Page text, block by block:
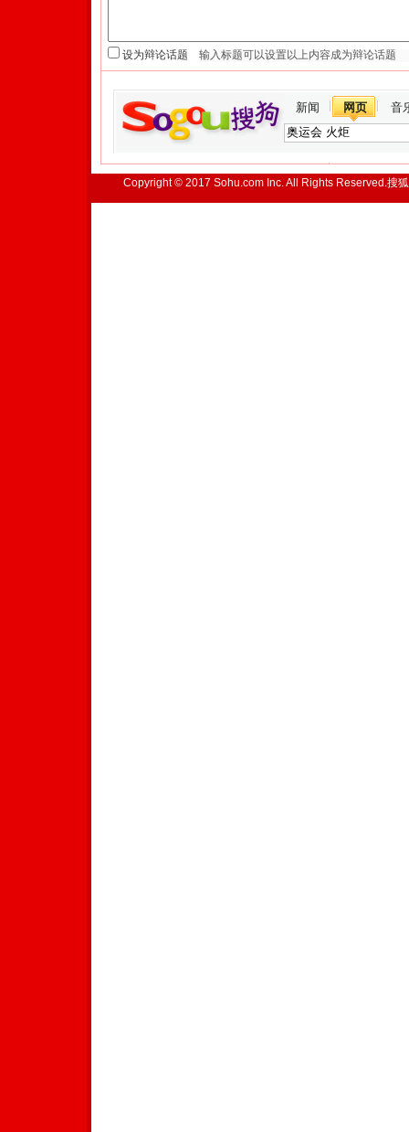
设为辩论话题
新闻 网页 音
Copyright © 2017 Sohu.com Inc. All Rights Reserved.搜